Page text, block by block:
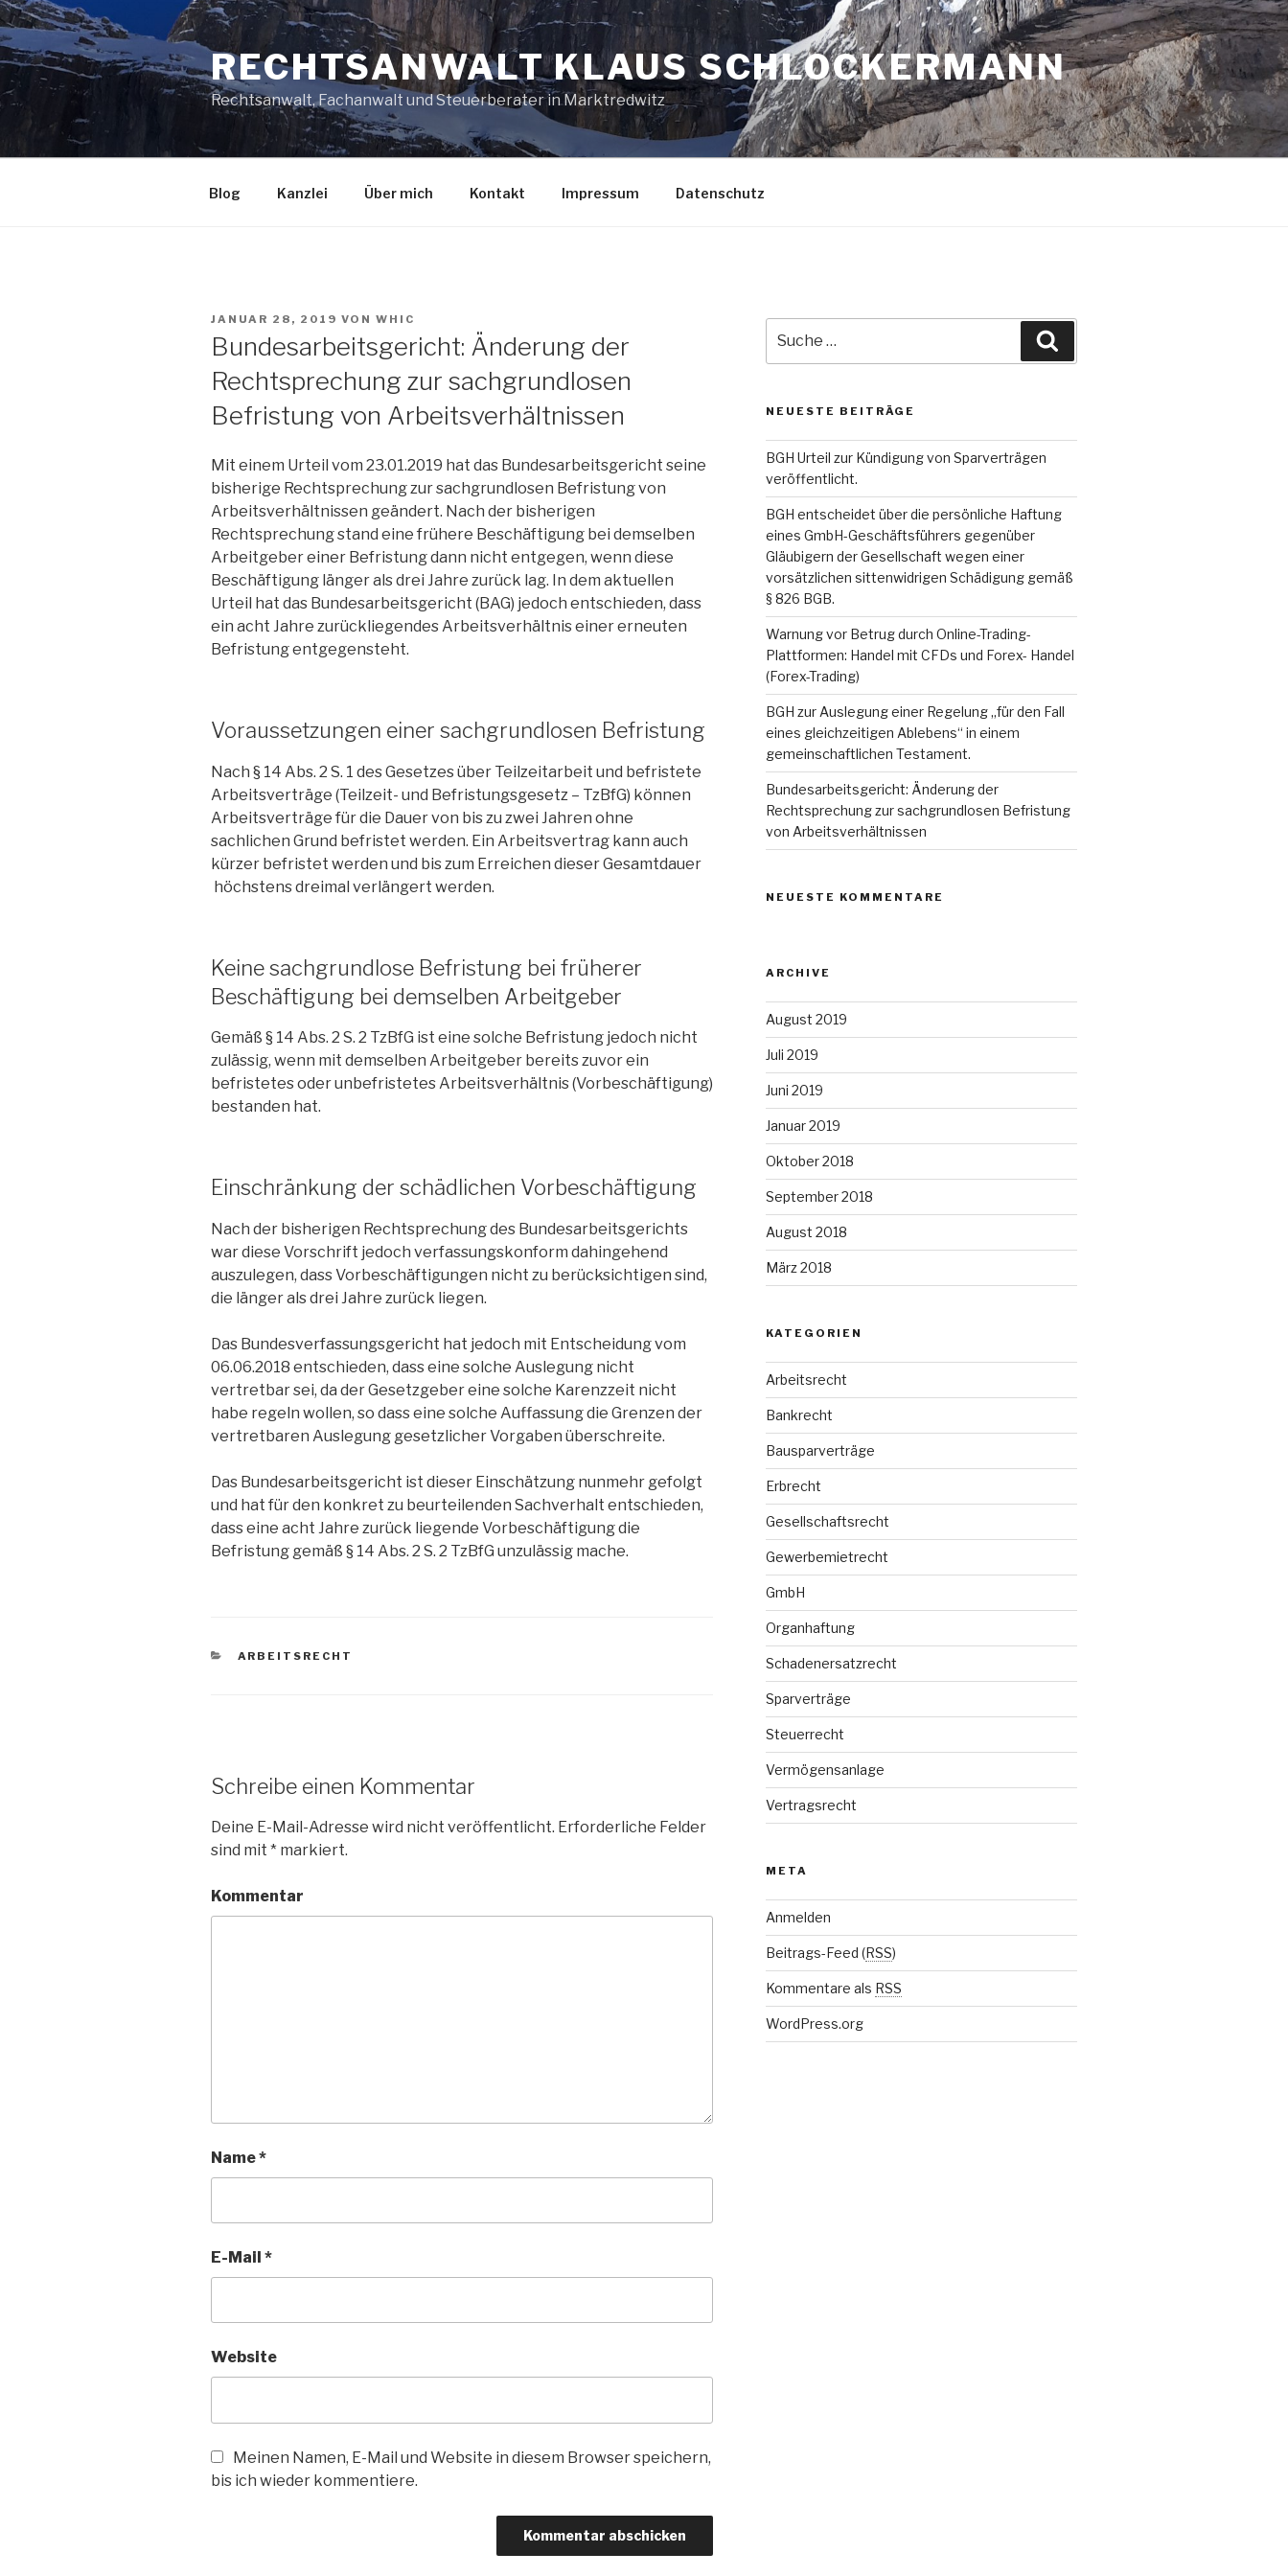
Zum
Inhalt
springen
RECHTSANWALT KLAUS SCHLOCKERMANN
Rechtsanwalt, Fachanwalt und Steuerberater in Marktredwitz
Blog Kanzlei Über mich Kontakt Impressum Datenschutz
VERÖFFENTLICHT
AM
JANUAR 28, 2019 VON WHIC
Bundesarbeitsgericht: Änderung der
Rechtsprechung zur sachgrundlosen
Befristung von Arbeitsverhältnissen
Mit einem Urteil vom 23.01.2019 hat das Bundesarbeitsgericht seine
bisherige Rechtsprechung zur sachgrundlosen Befristung von
Arbeitsverhältnissen geändert. Nach der bisherigen
Rechtsprechung stand eine frühere Beschäftigung bei demselben
Arbeitgeber einer Befristung dann nicht entgegen, wenn diese
Beschäftigung länger als drei Jahre zurück lag. In dem aktuellen
Urteil hat das Bundesarbeitsgericht (BAG) jedoch entschieden, dass
ein acht Jahre zurückliegendes Arbeitsverhältnis einer erneuten
Befristung entgegensteht.
Voraussetzungen einer sachgrundlosen Befristung
Nach § 14 Abs. 2 S. 1 des Gesetzes über Teilzeitarbeit und befristete
Arbeitsverträge (Teilzeit- und Befristungsgesetz – TzBfG) können
Arbeitsverträge für die Dauer von bis zu zwei Jahren ohne
sachlichen Grund befristet werden. Ein Arbeitsvertrag kann auch
kürzer befristet werden und bis zum Erreichen dieser Gesamtdauer
höchstens dreimal verlängert werden.
Keine sachgrundlose Befristung bei früherer
Beschäftigung bei demselben Arbeitgeber
Gemäß § 14 Abs. 2 S. 2 TzBfG ist eine solche Befristung jedoch nicht
zulässig, wenn mit demselben Arbeitgeber bereits zuvor ein
befristetes oder unbefristetes Arbeitsverhältnis (Vorbeschäftigung)
bestanden hat.
Einschränkung der schädlichen Vorbeschäftigung
Nach der bisherigen Rechtsprechung des Bundesarbeitsgerichts
war diese Vorschrift jedoch verfassungskonform dahingehend
auszulegen, dass Vorbeschäftigungen nicht zu berücksichtigen sind,
die länger als drei Jahre zurück liegen.
Das Bundesverfassungsgericht hat jedoch mit Entscheidung vom
06.06.2018 entschieden, dass eine solche Auslegung nicht
vertretbar sei, da der Gesetzgeber eine solche Karenzzeit nicht
habe regeln wollen, so dass eine solche Auffassung die Grenzen der
vertretbaren Auslegung gesetzlicher Vorgaben überschreite.
Das Bundesarbeitsgericht ist dieser Einschätzung nunmehr gefolgt
und hat für den konkret zu beurteilenden Sachverhalt entschieden,
dass eine acht Jahre zurück liegende Vorbeschäftigung die
Befristung gemäß § 14 Abs. 2 S. 2 TzBfG unzulässig mache.
KATEGORIEN
ARBEITSRECHT
Schreibe einen Kommentar
Deine E-Mail-Adresse wird nicht veröffentlicht. Erforderliche Felder
sind mit * markiert.
Kommentar
Name*
E-Mail *
Website
Meinen Namen, E-Mail und Website in diesem Browser speichern,
bis ich wieder kommentiere.
nach:
NEUESTE BEITRÄGE
BGH Urteil zur Kündigung von Sparverträgen
veröffentlicht.
BGH entscheidet über die persönliche Haftung
eines GmbH-Geschäftsführers gegenüber
Gläubigern der Gesellschaft wegen einer
vorsätzlichen sittenwidrigen Schädigung gemäß
§ 826 BGB.
Warnung vor Betrug durch Online-Trading-
Plattformen: Handel mit CFDs und Forex- Handel
(Forex-Trading)
BGH zur Auslegung einer Regelung „für den Fall
eines gleichzeitigen Ablebens“ in einem
gemeinschaftlichen Testament.
Bundesarbeitsgericht: Änderung der
Rechtsprechung zur sachgrundlosen Befristung
von Arbeitsverhältnissen
NEUESTE KOMMENTARE
ARCHIVE
August 2019
Juli 2019
Juni 2019
Januar 2019
Oktober 2018
September 2018
August 2018
März 2018
KATEGORIEN
Arbeitsrecht
Bankrecht
Bausparverträge
Erbrecht
Gesellschaftsrecht
Gewerbemietrecht
GmbH
Organhaftung
Schadenersatzrecht
Sparverträge
Steuerrecht
Vermögensanlage
Vertragsrecht
META
Anmelden
Beitrags-Feed (RSS)
Kommentare als RSS
WordPress.org